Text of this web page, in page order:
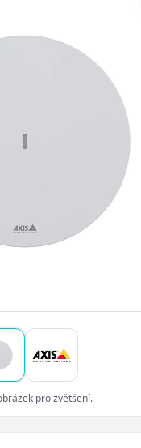
pro zvětšení.